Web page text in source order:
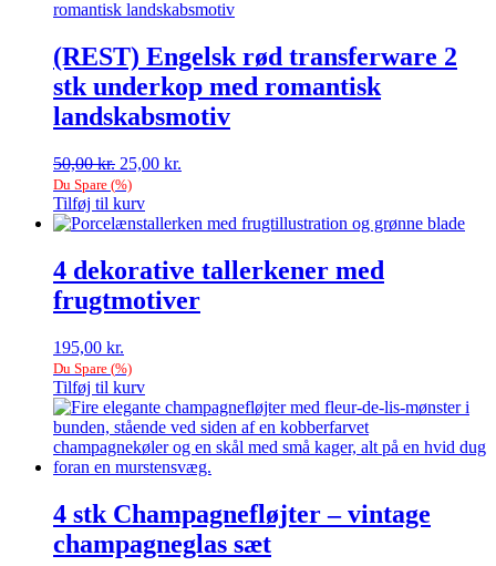
(REST) Engelsk rød transferware 2
stk underkop med romantisk
landskabsmotiv
50,00kr. Den
oprindelige
pris
var:
25,00 kr.
er:
Du Spare (%)
Tilføj til kurv
4 dekorative tallerkener med
frugtmotiver
195,00 kr.
Du Spare (%)
Tilføj til kurv
4 stk Champagnefløjter – vintage
champagneglas sæt